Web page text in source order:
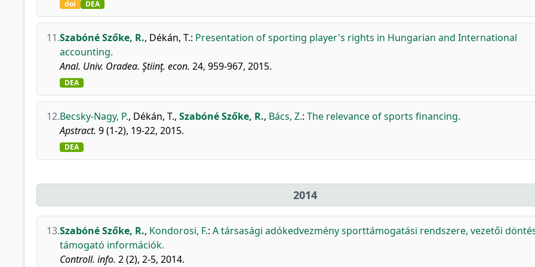
doi DEA
11.Szabóné Szőke, R., Dékán, T.: Presentation of sporting player's rights in Hungarian and International
accounting.
Anal. Univ. Oradea. Ştiinţ. econ. 24, 959-967, 2015.
DEA
12.Becsky-Nagy, P., Dékán, T., Szabóné Szőke, R., Bács, Z.: The relevance of sports financing.
Apstract. 9 (1-2), 19-22, 2015.
DEA
2014
13.Szabóné Szőke, R., Kondorosi, F.: A társasági adókedvezmény sporttámogatási rendszere, vezetői
támogató információk.
Controll. info. 2 (2), 2-5, 2014.